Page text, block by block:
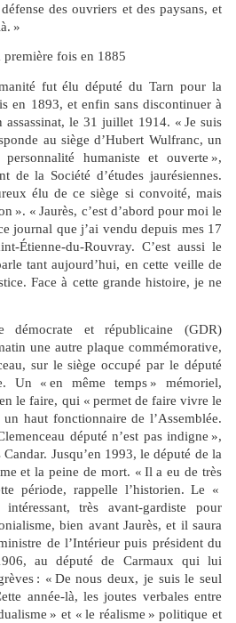
des ouvriers et des paysans, et
»
fois en 1885
fut élu député du Tarn pour la
en 1893, et enfin sans discontinuer à
assassinat, le 31 juillet 1914. « Je suis
au siège d’Hubert Wulfranc, un
humaniste et ouverte »,
de la Société d’études jaurésiennes.
élu de ce siège si convoité, mais
». « Jaurès, c’est d’abord pour moi le
journal que j’ai vendu depuis mes 17
Étienne-du-Rouvray. C’est aussi le
tant aujourd’hui, en cette veille de
Face à cette grande histoire, je ne
démocrate et républicaine (GDR)
une autre plaque commémorative,
sur le siège occupé par le député
Un « en même temps » mémoriel,
le faire, qui « permet de faire vivre le
un haut fonctionnaire de l’Assemblée.
député n’est pas indigne »,
Jusqu’en 1993, le député de la
et la peine de mort. « Il a eu de très
période, rappelle l’historien. Le «
très avant-gardiste pour
bien avant Jaurès, et il saura
de l’Intérieur puis président du
au député de Carmaux qui lui
: « De nous deux, je suis le seul
année-là, les joutes verbales entre
» et « le réalisme » politique et